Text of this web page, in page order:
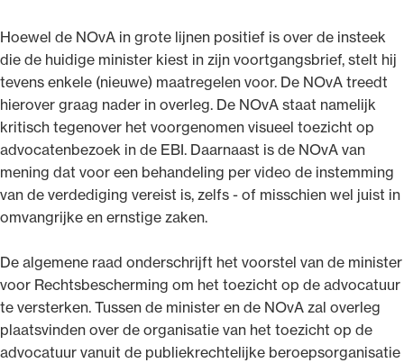
Hoewel de NOvA in grote lijnen positief is over de insteek
die de huidige minister kiest in zijn voortgangsbrief, stelt hij
tevens enkele (nieuwe) maatregelen voor. De NOvA treedt
hierover graag nader in overleg. De NOvA staat namelijk
kritisch tegenover het voorgenomen visueel toezicht op
advocatenbezoek in de EBI. Daarnaast is de NOvA van
mening dat voor een behandeling per video de instemming
van de verdediging vereist is, zelfs - of misschien wel juist in
omvangrijke en ernstige zaken.
De algemene raad onderschrijft het voorstel van de minister
voor Rechtsbescherming om het toezicht op de advocatuur
te versterken. Tussen de minister en de NOvA zal overleg
plaatsvinden over de organisatie van het toezicht op de
advocatuur vanuit de publiekrechtelijke beroepsorganisatie